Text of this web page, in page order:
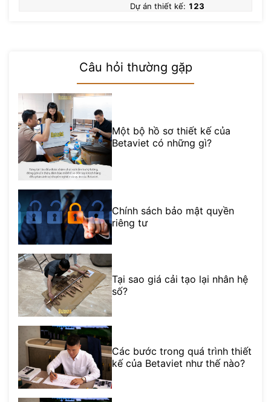
Dự án thiết kế: 123
Câu hỏi thường gặp
Một bộ hồ sơ thiết kế của
Betaviet có những gì?
Chính sách bảo mật quyền
riêng tư
Tại sao giá cải tạo lại nhân hệ
số?
Các bước trong quá trình thiết
kế của Betaviet như thế nào?